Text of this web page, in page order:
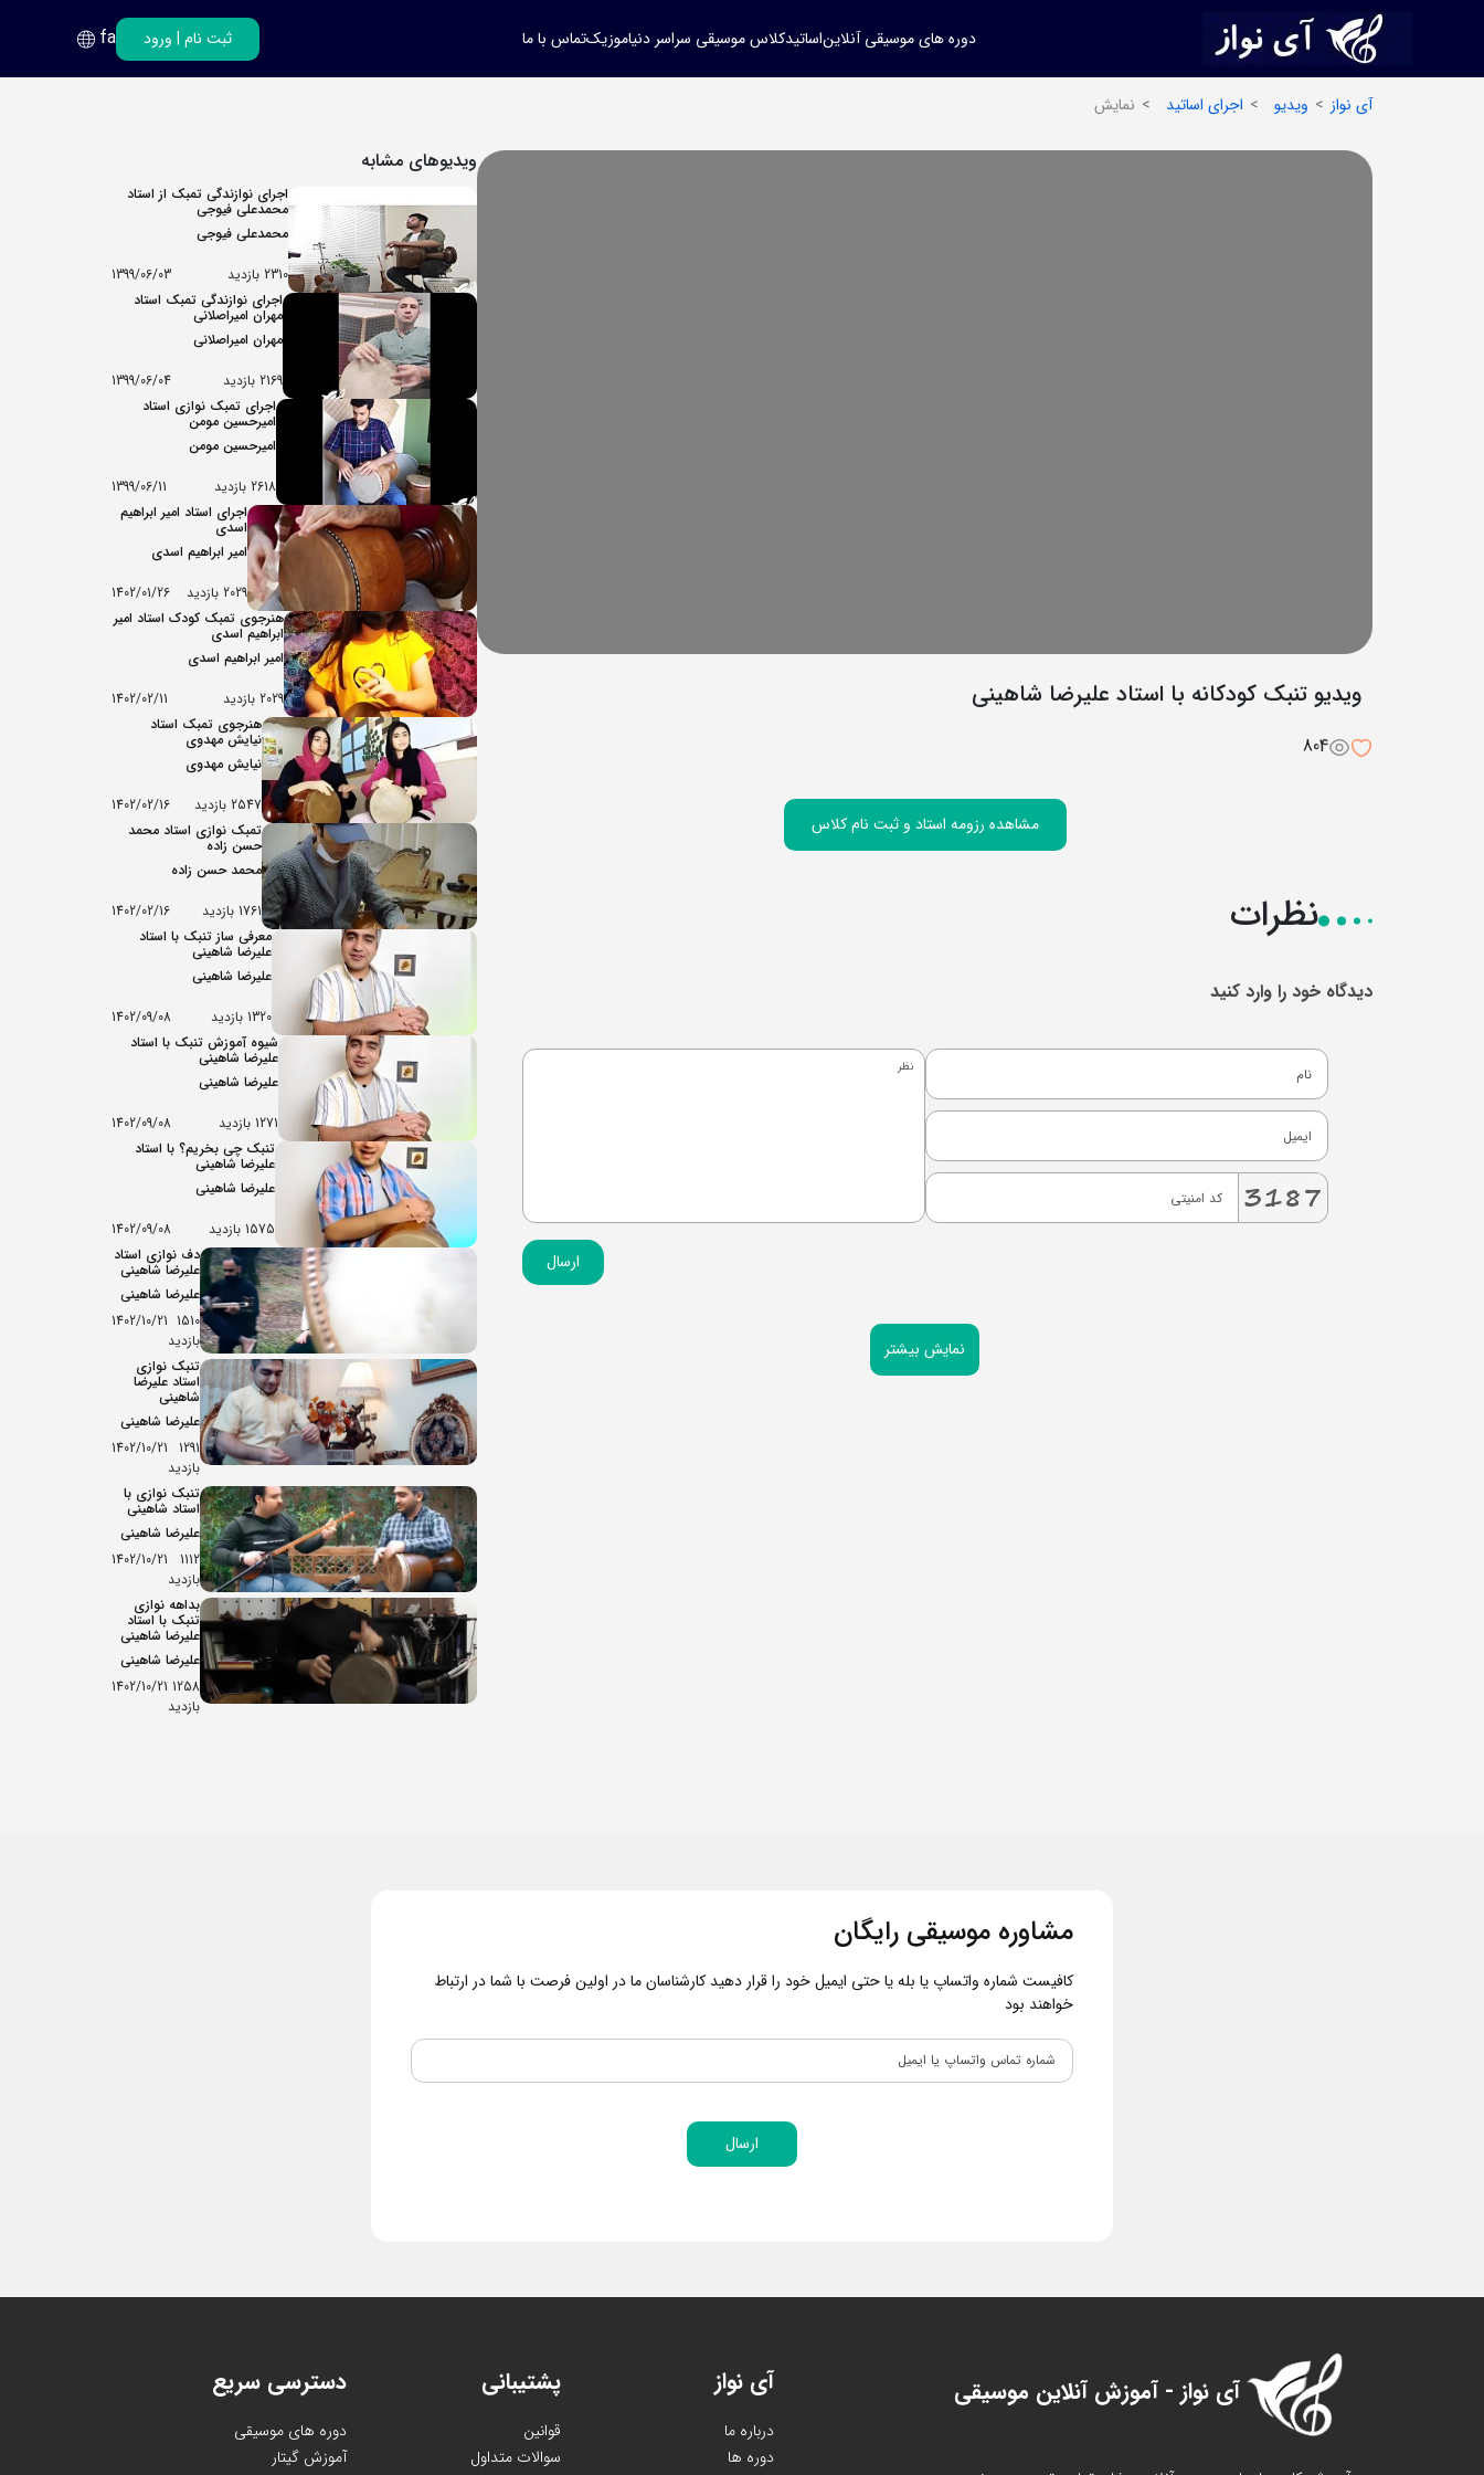
دوره های موسیقی آنلایناساتیدکلاس موسیقی سراسر دنیاموزیکتماس با ما ثبت نام | ورود
فارسی
انگلیسی
fa
آی نواز ویدیو اجرای اساتید نمایش
ویدیو تنبک کودکانه با استاد علیرضا شاهینی
804
مشاهده رزومه استاد و ثبت نام کلاس
نظرات
دیدگاه خود را وارد کنید
ارسال
نمایش بیشتر
ویدیوهای مشابه
اجرای نوازندگی تمبک از استاد
محمدعلی فیوجی
محمدعلی فیوجی
2310 بازدید
1399/06/03
اجرای نوازندگی تمبک استاد
مهران امیراصلانی
مهران امیراصلانی
2169 بازدید
1399/06/04
اجرای تمبک نوازی استاد
امیرحسین مومن
امیرحسین مومن
2618 بازدید
1399/06/11
اجرای استاد امیر ابراهیم
اسدی
امیر ابراهیم اسدی
2029 بازدید
1402/01/26
هنرجوی تمبک کودک استاد امیر
ابراهیم اسدی
امیر ابراهیم اسدی
2029 بازدید
1402/02/11
هنرجوی تمبک استاد
نیایش مهدوی
نیایش مهدوی
2547 بازدید
1402/02/16
تمبک نوازی استاد محمد
حسن زاده
محمد حسن زاده
1761 بازدید
1402/02/16
معرفی ساز تنبک با استاد
علیرضا شاهینی
علیرضا شاهینی
1320 بازدید
1402/09/08
شیوه آموزش تنبک با استاد
علیرضا شاهینی
علیرضا شاهینی
1271 بازدید
1402/09/08
تنبک چی بخریم؟ با استاد
علیرضا شاهینی
علیرضا شاهینی
1575 بازدید
1402/09/08
دف نوازی استاد
علیرضا شاهینی
علیرضا شاهینی
1510
بازدید
1402/10/21
تنبک نوازی
استاد علیرضا
شاهینی
علیرضا شاهینی
1291
بازدید
1402/10/21
تنبک نوازی با
استاد شاهینی
علیرضا شاهینی
1112
بازدید
1402/10/21
بداهه نوازی
تنبک با استاد
علیرضا شاهینی
علیرضا شاهینی
1258
بازدید
1402/10/21
مشاوره موسیقی رایگان
کافیست شماره واتساپ یا بله یا حتی ایمیل خود را قرار دهید کارشناسان ما در اولین فرصت با شما در ارتباط
خواهند بود
ارسال
آی نواز - آموزش آنلاین موسیقی آی نواز
درباره ما
دوره ها
پشتیبانی
قوانین
سوالات متداول
دسترسی سریع
دوره های موسیقی
آموزش گیتار